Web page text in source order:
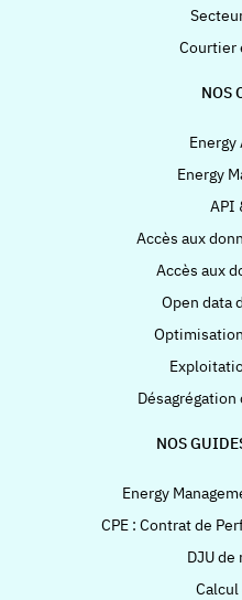
Courtier
NOS
Energy
API
Accès aux
Accès aux
Open data
NOS
Energy
CPE : Contrat de
DJU
Calcul